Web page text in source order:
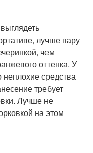
лучше пару
чем
оттенка. У
средства
требует
Лучше не
на этом